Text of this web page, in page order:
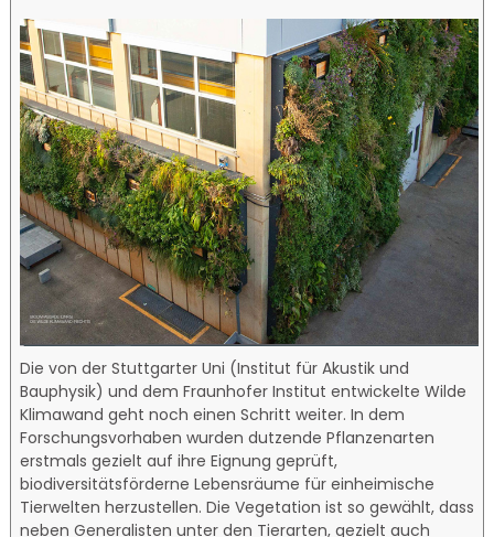
Die von der Stuttgarter Uni (Institut für Akustik und
Bauphysik) und dem Fraunhofer Institut entwickelte Wilde
Klimawand geht noch einen Schritt weiter. In dem
Forschungsvorhaben wurden dutzende Pflanzenarten
erstmals gezielt auf ihre Eignung geprüft,
biodiversitätsförderne Lebensräume für einheimische
Tierwelten herzustellen. Die Vegetation ist so gewählt, dass
neben Generalisten unter den Tierarten, gezielt auch